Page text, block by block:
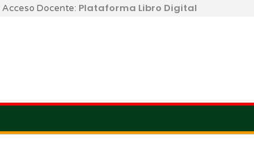
Acceso Docente: Plataforma Libro Digital